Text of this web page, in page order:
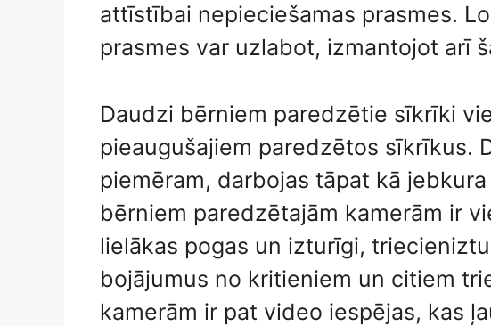
attīstībai nepieciešamas prasmes.
prasmes var uzlabot, izmantojot arī
Daudzi bērniem paredzētie sīkrīki
pieaugušajiem paredzētos sīkrīkus.
piemēram, darbojas tāpat kā
bērniem paredzētajām kamerām ir
lielākas pogas un izturīgi,
bojājumus no kritieniem un citiem
kamerām ir pat video iespējas, kas